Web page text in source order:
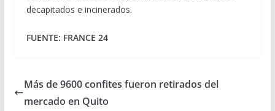
decapitados e incinerados.
FUENTE: FRANCE 24
Más de 9600 confites fueron retirados del
mercado en Quito